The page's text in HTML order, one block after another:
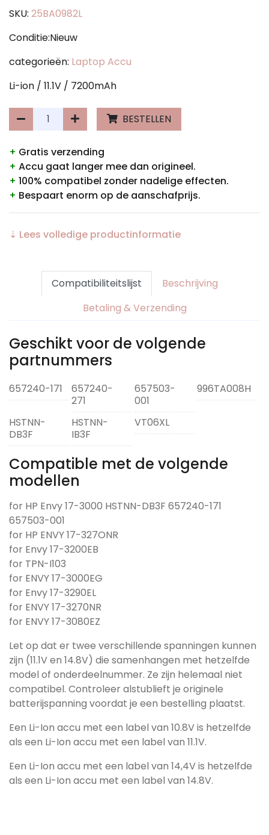
SKU: 25BA0982L
Conditie:Nieuw
categorieën: Laptop Accu
Li-ion / 11.1V / 7200mAh
BESTELLEN
+ Gratis verzending
+ Accu gaat langer mee dan origineel.
+ 100% compatibel zonder nadelige effecten.
+ Bespaart enorm op de aanschafprijs.
⇣ Lees volledige productinformatie
Compatibiliteitslijst
Beschrijving
Betaling & Verzending
Geschikt voor de volgende
partnummers
657240-171
657240-
271
657503-
001
996TA008H
HSTNN-
DB3F
HSTNN-
IB3F
VT06XL
Compatible met de volgende
modellen
for HP Envy 17-3000 HSTNN-DB3F 657240-171
657503-001
for HP ENVY 17-327ONR
for Envy 17-3200EB
for TPN-I103
for ENVY 17-3000EG
for Envy 17-3290EL
for ENVY 17-3270NR
for ENVY 17-3080EZ
Let op dat er twee verschillende spanningen kunnen
zijn (11.1V en 14.8V) die samenhangen met hetzelfde
model of onderdeelnummer. Ze zijn helemaal niet
compatibel. Controleer alstublieft je originele
batterijspanning voordat je een bestelling plaatst.
Een Li-Ion accu met een label van 10.8V is hetzelfde
als een Li-Ion accu met een label van 11.1V.
Een Li-Ion accu met een label van 14,4V is hetzelfde
als een Li-Ion accu met een label van 14.8V.